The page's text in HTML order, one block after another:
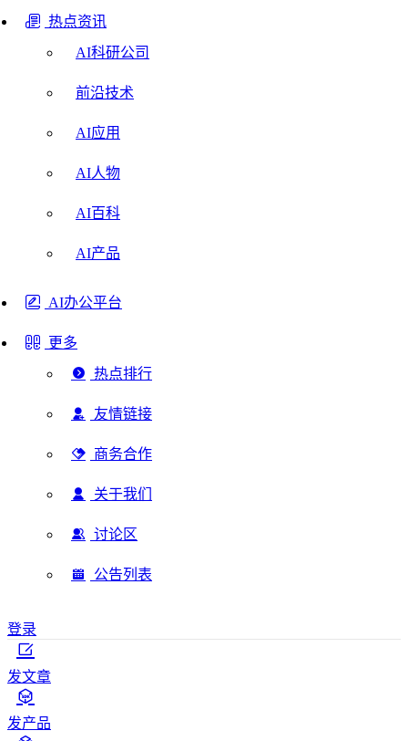
热点资讯
AI科研公司
前沿技术
AI应用
AI人物
AI百科
AI产品
AI办公平台
更多
热点排行
友情链接
商务合作
关于我们
讨论区
公告列表
登录
发文章
发产品